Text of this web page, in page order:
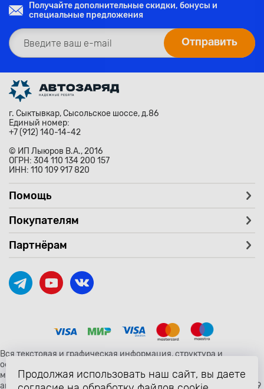
Получайте дополнительные скидки, бонусы и
специальные предложения
г. Сыктывкар, Сысольское шоссе, д.86
Единый номер:
+7 (912) 140-14-42
© ИП Лыюров В.А., 2016
ОГРН: 304 110 134 200 157
ИНН: 110 109 917 820
Помощь
Покупателям
Партнёрам
Вся текстовая и графическая информация, структура и
оформление страницы avtozaryad.ru защищены российскими и
международными законами и соглашениями об охране
авторских прав и интеллектуальной собственности (статьи 1259
Продолжая использовать наш сайт, вы даете